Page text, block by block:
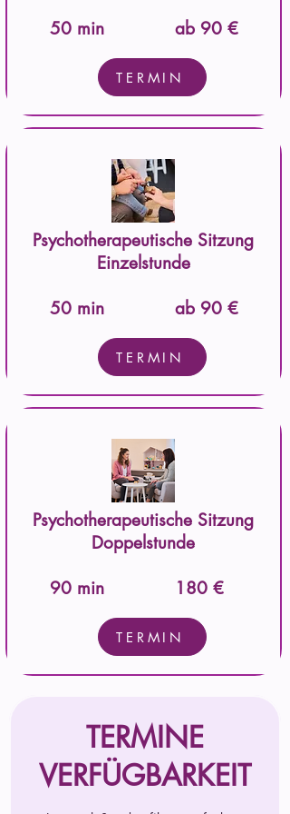
50 min
ab 90 €
TERMIN
Psychotherapeutische Sitzung
Einzelstunde
50 min
ab 90 €
TERMIN
Psychotherapeutische Sitzung
Doppelstunde
90 min
180 €
TERMIN
TERMINE
VERFÜGBARKEIT